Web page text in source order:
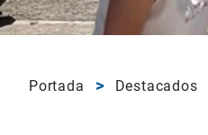
Portada Destacados